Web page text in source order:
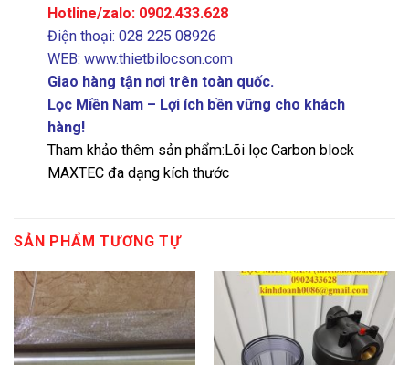
Hotline/zalo: 0902.433.628
Điện thoại: 028 225 08926
WEB: www.thietbilocson.com
Giao hàng tận nơi trên toàn quốc.
Lọc Miền Nam – Lợi ích bền vững cho khách
hàng!
Tham khảo thêm sản phẩm:Lõi lọc Carbon block
MAXTEC đa dạng kích thước
SẢN PHẨM TƯƠNG TỰ